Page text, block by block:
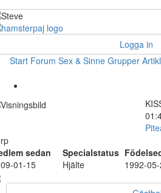
Logga in
Start Forum Sex & Sinne Grupper
sedan
Specialstatus
01-15
Hjälte 1992-05-